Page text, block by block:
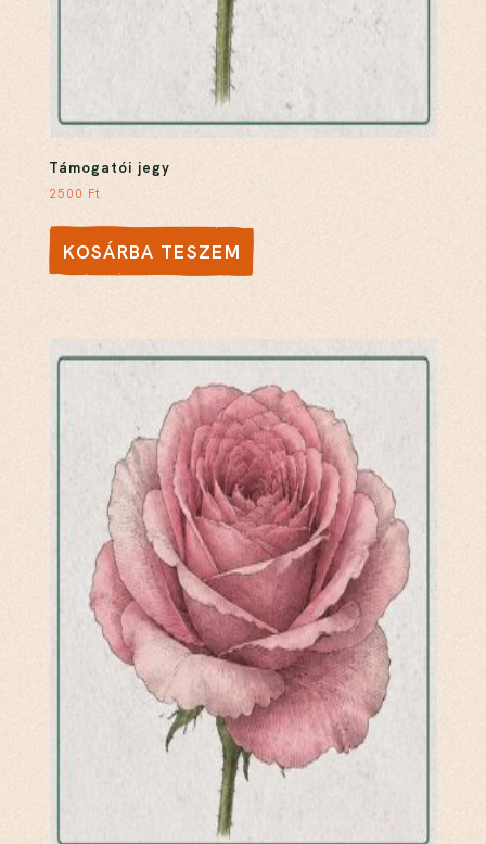
Támogatói jegy
2500 Ft
KOSÁRBA TESZEM